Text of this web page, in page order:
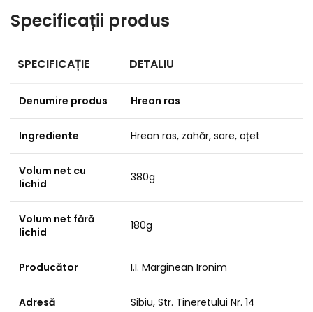
Specificații produs
SPECIFICAȚIE DETALIU
Denumire produs Hrean ras
Ingrediente Hrean ras, zahăr, sare, oțet
Volum net cu
lichid
380g
Volum net fără
lichid
180g
Producător I.I. Marginean Ironim
Adresă Sibiu, Str. Tineretului Nr. 14